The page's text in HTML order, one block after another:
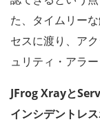
た、タイムリー
セスに渡り、ア
ュリティ・アラ
JFrog Xrayと
インシデントレ